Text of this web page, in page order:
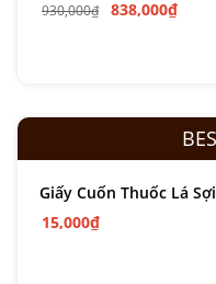
930,000₫ 838,000₫
Giấy Cuốn Thuốc Lá
15,000₫